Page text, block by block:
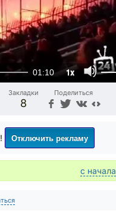
01:10 1x
Закладки
8
Поделиться
Отключить рекламу
с начала